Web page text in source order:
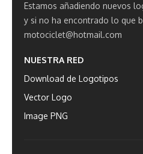
Estamos añadiendo nuevos
y si no ha encontrado lo que
motociclet@hotmail.com
NUESTRA RED
Download de Logotipos
Vector Logo
Image PNG